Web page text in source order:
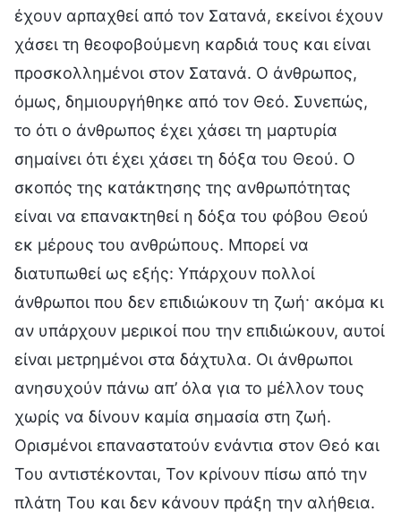
έχουν αρπαχθεί από τον Σατανά, εκείνοι έχουν
χάσει τη θεοφοβούμενη καρδιά τους και είναι
προσκολλημένοι στον Σατανά. Ο άνθρωπος,
όμως, δημιουργήθηκε από τον Θεό. Συνεπώς,
το ότι ο άνθρωπος έχει χάσει τη μαρτυρία
σημαίνει ότι έχει χάσει τη δόξα του Θεού. Ο
σκοπός της κατάκτησης της ανθρωπότητας
είναι να επανακτηθεί η δόξα του φόβου Θεού
εκ μέρους του ανθρώπους. Μπορεί να
διατυπωθεί ως εξής: Υπάρχουν πολλοί
άνθρωποι που δεν επιδιώκουν τη ζωή· ακόμα κι
αν υπάρχουν μερικοί που την επιδιώκουν, αυτοί
είναι μετρημένοι στα δάχτυλα. Οι άνθρωποι
ανησυχούν πάνω απ’ όλα για το μέλλον τους
χωρίς να δίνουν καμία σημασία στη ζωή.
Ορισμένοι επαναστατούν ενάντια στον Θεό και
Του αντιστέκονται, Τον κρίνουν πίσω από την
πλάτη Του και δεν κάνουν πράξη την αλήθεια.